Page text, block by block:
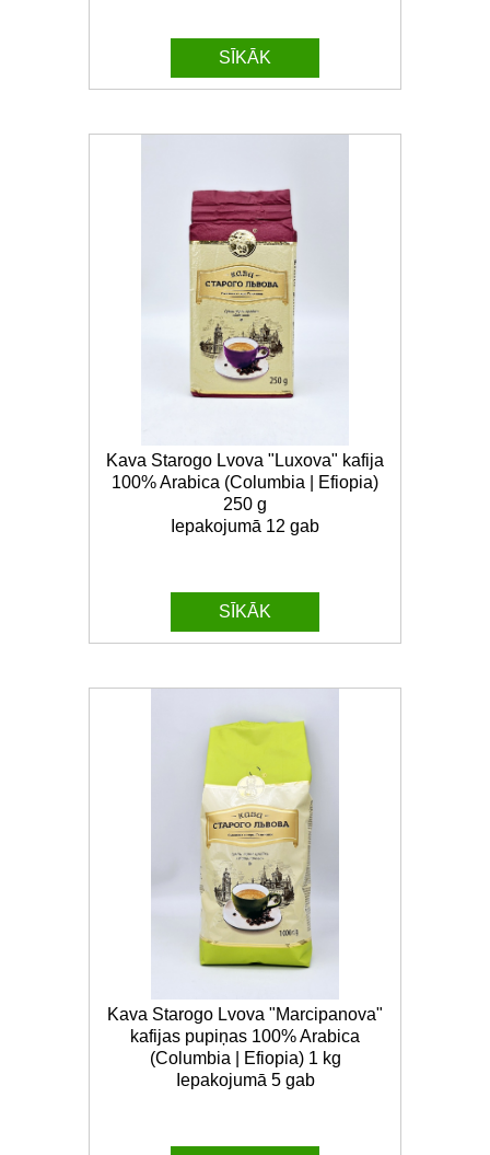
SĪKĀK
Kava Starogo Lvova "Luxova" kafija
100% Arabica (Columbia | Efiopia)
250 g
Iepakojumā 12 gab
SĪKĀK
Kava Starogo Lvova "Marcipanova"
kafijas pupiņas 100% Arabica
(Columbia | Efiopia) 1 kg
Iepakojumā 5 gab